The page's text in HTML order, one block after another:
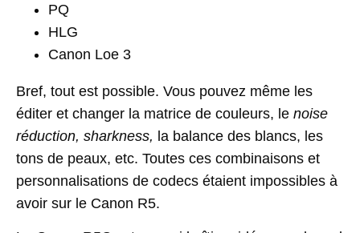
PQ
HLG
Canon Loe 3
Bref, tout est possible. Vous pouvez même les
éditer et changer la matrice de couleurs, le noise
réduction, sharkness, la balance des blancs, les
tons de peaux, etc. Toutes ces combinaisons et
personnalisations de codecs étaient impossibles à
avoir sur le Canon R5.